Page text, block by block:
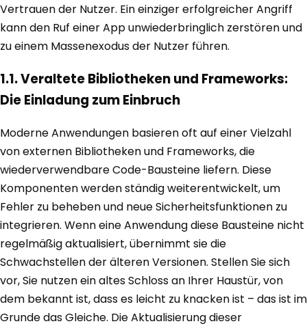
Vertrauen der Nutzer. Ein einziger erfolgreicher Angriff
kann den Ruf einer App unwiederbringlich zerstören und
zu einem Massenexodus der Nutzer führen.
1.1. Veraltete Bibliotheken und Frameworks:
Die Einladung zum Einbruch
Moderne Anwendungen basieren oft auf einer Vielzahl
von externen Bibliotheken und Frameworks, die
wiederverwendbare Code-Bausteine liefern. Diese
Komponenten werden ständig weiterentwickelt, um
Fehler zu beheben und neue Sicherheitsfunktionen zu
integrieren. Wenn eine Anwendung diese Bausteine nicht
regelmäßig aktualisiert, übernimmt sie die
Schwachstellen der älteren Versionen. Stellen Sie sich
vor, Sie nutzen ein altes Schloss an Ihrer Haustür, von
dem bekannt ist, dass es leicht zu knacken ist – das ist im
Grunde das Gleiche. Die Aktualisierung dieser